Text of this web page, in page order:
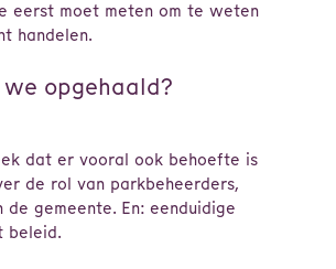
eerst moet meten om te weten
handelen.
opgehaald?
dat er vooral ook behoefte is
de rol van parkbeheerders,
de gemeente. En: eenduidige
beleid.